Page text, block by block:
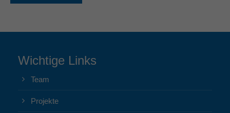
Wichtige Links
Team
Projekte